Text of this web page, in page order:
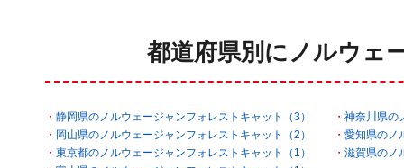
都道府県別にノルウェ
静岡県のノルウェージャンフォレストキャット（3）
神奈川県の
岡山県のノルウェージャンフォレストキャット（2）
愛知県のノ
東京都のノルウェージャンフォレストキャット（1）
滋賀県のノ